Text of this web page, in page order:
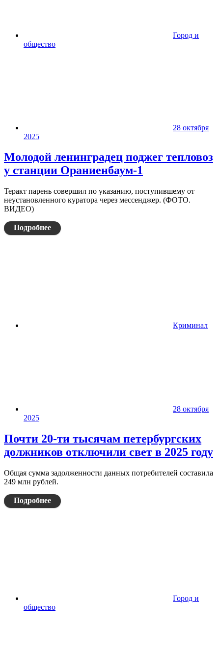
Город и
общество
28 октября
2025
Молодой ленинградец поджег тепловоз
у станции Ораниенбаум-1
Теракт парень совершил по указанию, поступившему от
неустановленного куратора через мессенджер. (ФОТО.
ВИДЕО)
Подробнее
Криминал
28 октября
2025
Почти 20-ти тысячам петербургских
должников отключили свет в 2025 году
Общая сумма задолженности данных потребителей составила
249 млн рублей.
Подробнее
Город и
общество